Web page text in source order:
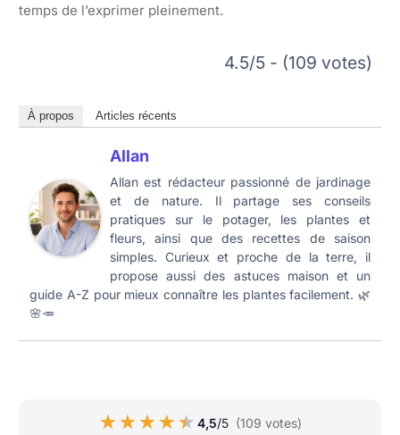
temps de l’exprimer pleinement.
4.5/5 - (109 votes)
À propos Articles récents
Allan
Allan est rédacteur passionné de jardinage
et de nature. Il partage ses conseils
pratiques sur le potager, les plantes et
fleurs, ainsi que des recettes de saison
simples. Curieux et proche de la terre, il
propose aussi des astuces maison et un
guide A-Z pour mieux connaître les plantes facilement. 🌿
🌸🥕
★★★★★
★★★★★ 4,5/5 (109 votes)